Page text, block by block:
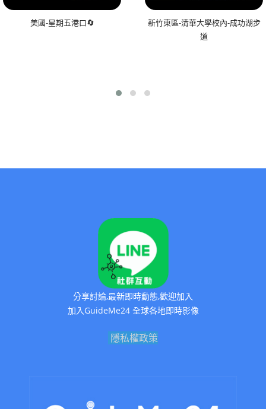
美國-星期五港口🔄
新竹東區-清華大學校內-成功湖步
道
分享討論,最新即時動態,歡迎加入
加入GuideMe24 全球各地即時影像
隱私權政策